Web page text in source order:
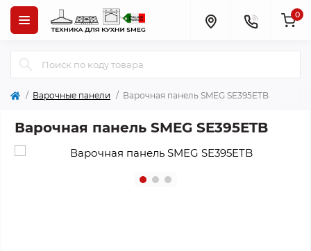
0
Варочные панели Варочная панель SMEG SE395ETB
Варочная панель SMEG SE395ETB